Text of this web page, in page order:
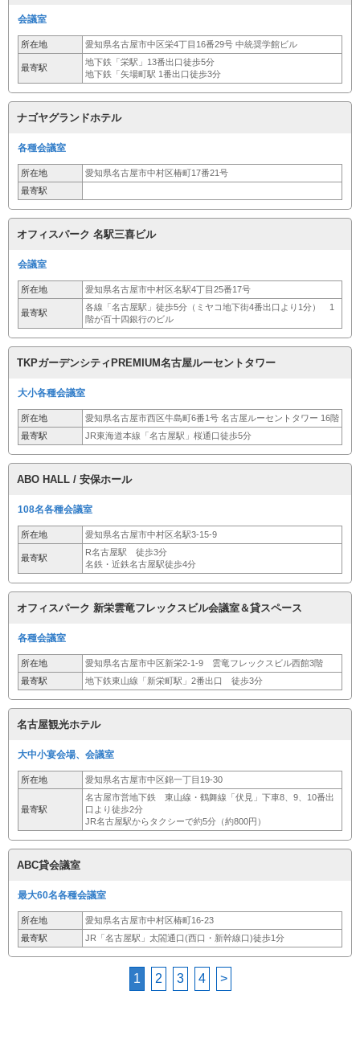
会議室
所在地 愛知県名古屋市中区栄4丁目16番29号 中統奨学館ビル
最寄駅
地下鉄「栄駅」13番出口徒歩5分
地下鉄「矢場町駅 1番出口徒歩3分
ナゴヤグランドホテル
各種会議室
所在地
愛知県名古屋市中村区椿町17番21号
最寄駅
オフィスパーク 名駅三喜ビル
会議室
所在地 愛知県名古屋市中村区名駅4丁目25番17号
最寄駅
各線「名古屋駅」徒歩5分（ミヤコ地下街4番出口より1分） 1
階が百十四銀行のビル
TKPガーデンシティPREMIUM名古屋ルーセントタワー
大小各種会議室
所在地
愛知県名古屋市西区牛島町6番1号 名古屋ルーセントタワー 16階
最寄駅
JR東海道本線「名古屋駅」桜通口徒歩5分
ABO HALL / 安保ホール
108名各種会議室
所在地 愛知県名古屋市中村区名駅3-15-9
最寄駅
R名古屋駅 徒歩3分
名鉄・近鉄名古屋駅徒歩4分
オフィスパーク 新栄雲竜フレックスビル会議室＆貸スペース
各種会議室
所在地
愛知県名古屋市中区新栄2-1-9 雲竜フレックスビル西館3階
最寄駅
地下鉄東山線「新栄町駅」2番出口 徒歩3分
名古屋観光ホテル
大中小宴会場、会議室
所在地 愛知県名古屋市中区錦一丁目19-30
最寄駅
名古屋市営地下鉄 東山線・鶴舞線「伏見」下車8、9、10番出
口より徒歩2分
JR名古屋駅からタクシーで約5分（約800円）
ABC貸会議室
最大60名各種会議室
所在地
愛知県名古屋市中村区椿町16-23
最寄駅
JR「名古屋駅」太閤通口(西口・新幹線口)徒歩1分
1 2 3 4 >